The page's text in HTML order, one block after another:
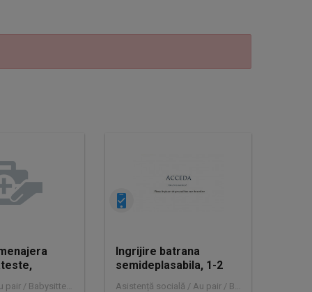
la 8-18 sau
Full time | Au pair / Babysitter / Curăţenie
Ingrijire batrana
semideplasabila, 1-2
saptamani intern
Asistență socială / Au pair / Babysitter / Curăţenie / Prestări servicii